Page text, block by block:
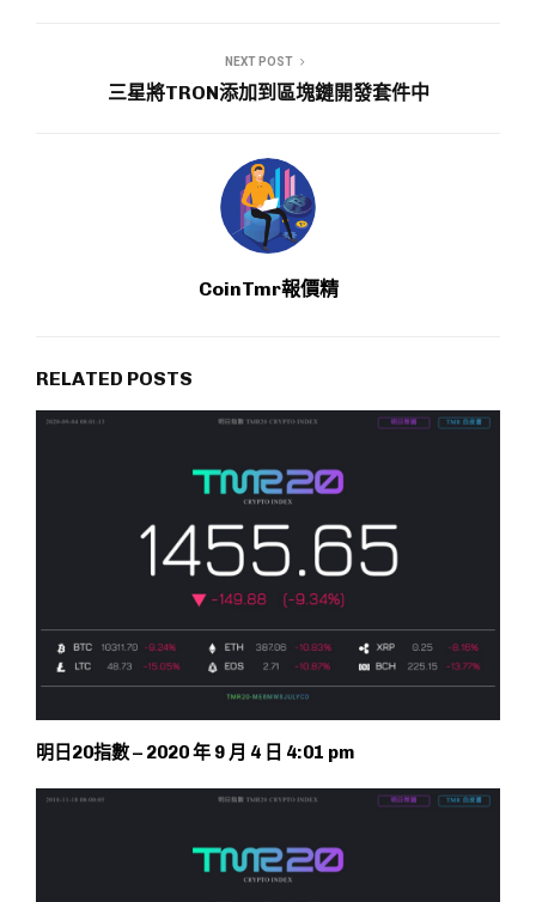
NEXT POST
三星將TRON添加到區塊鏈開發套件中
CoinTmr報價精
RELATED POSTS
明日20指數 – 2020 年 9 月 4 日 4:01 pm